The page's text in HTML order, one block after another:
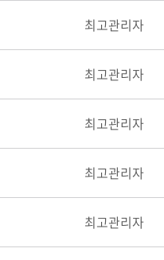
최고관리자
최고관리자
최고관리자
최고관리자
최고관리자